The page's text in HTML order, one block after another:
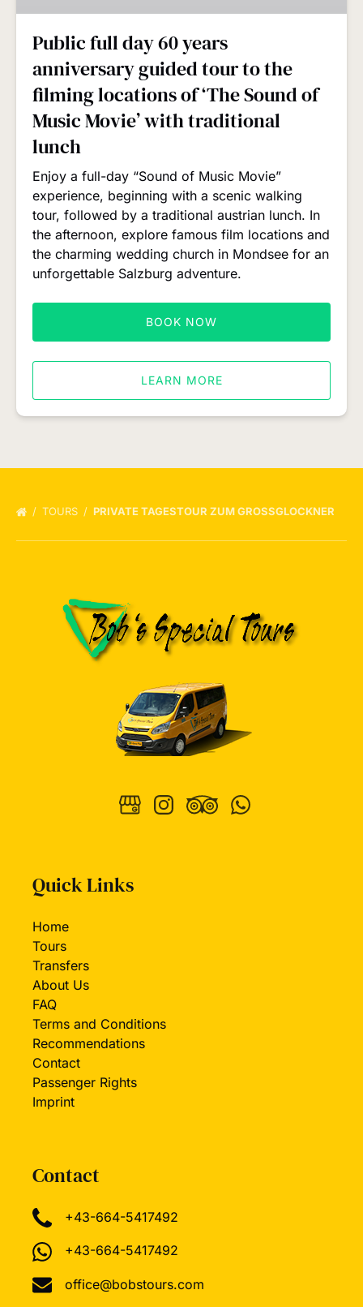
guided
the
filming
‘The
Music
Movie’
with
traditional
lunch
Public full day 60 years
anniversary guided tour to the
filming locations of ‘The Sound of
Music Movie’ with traditional
lunch
Enjoy a full-day “Sound of Music Movie”
experience, beginning with a scenic walking
tour, followed by a traditional austrian lunch. In
the afternoon, explore famous film locations and
the charming wedding church in Mondsee for an
unforgettable Salzburg adventure.
BOOK NOW
LEARN MORE
TOURS PRIVATE TAGESTOUR ZUM GROSSGLOCKNER
Quick Links
Home
Tours
Transfers
About Us
FAQ
Terms and Conditions
Recommendations
Contact
Passenger Rights
Imprint
Contact
+43-664-5417492
+43-664-5417492
office@bobstours.com